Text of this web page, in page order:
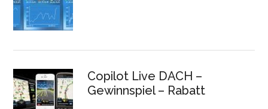
Copilot Live DACH –
Gewinnspiel – Rabatt